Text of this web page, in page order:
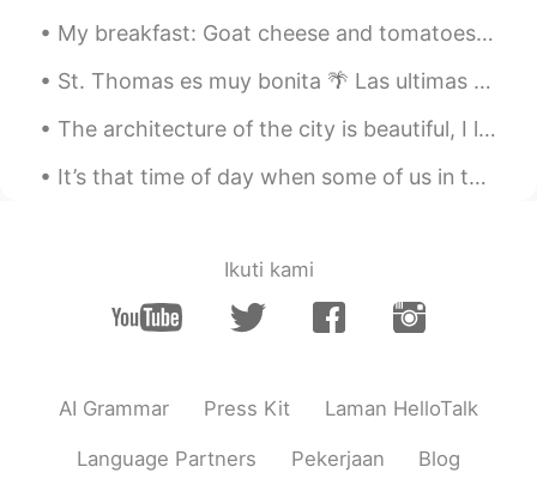
Graciass
Meily 2021.03.08 01:39
Good to know!
hayisjimenez 2021.03.08 01:37
súpeeeer
My breakfast: Goat cheese and tomatoes on a toast with black pepper and a drizzle of olive oil. S...
St. Thomas es muy bonita 🌴 Las ultimas vacaciones antes de covid 😢 St Thomas is so beautiful, t...
The architecture of the city is beautiful, I love how the buildings look different on every stree...
It’s that time of day when some of us in the world go to sleep and some of us begin to start our ...
Ikuti kami
AI Grammar Press Kit Laman HelloTalk
Language Partners Pekerjaan Blog